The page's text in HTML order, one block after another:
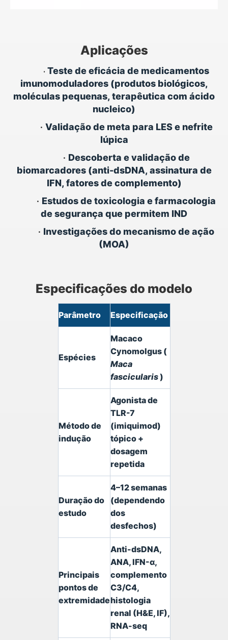
Aplicações
• Teste de eficácia de medicamentos
imunomoduladores (produtos biológicos,
moléculas pequenas, terapêutica com ácido
nucleico)
• Validação de meta para LES e nefrite
lúpica
• Descoberta e validação de
biomarcadores (anti-dsDNA, assinatura de
IFN, fatores de complemento)
• Estudos de toxicologia e farmacologia
de segurança que permitem IND
• Investigações do mecanismo de ação
(MOA)
Especificações do modelo
Parâmetro Especificação
Espécies
Macaco
Cynomolgus (
Maca
fascicularis)
Método de
indução
Agonista de
TLR-7
(imiquimod)
tópico +
dosagem
repetida
Duração do
estudo
4–12 semanas
(dependendo
dos
desfechos)
Principais
pontos de
extremidade
Anti-dsDNA,
ANA, IFN-α,
complemento
C3/C4,
histologia
renal (H&E, IF),
RNA-seq